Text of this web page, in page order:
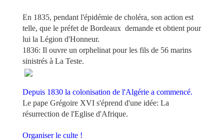
En 1835, pendant l'épidémie de choléra, son action est
telle, que le préfet de Bordeaux demande et obtient pour
lui la Légion d'Honneur.
1836: Il ouvre un orphelinat pour les fils de 56 marins
sinistrés à La Teste.
Depuis 1830 la colonisation de l'Algérie a commencé.
Le pape Grégoire XVI s'éprend d'une idée: La
résurrection de l'Eglise d'Afrique.
Organiser le culte !